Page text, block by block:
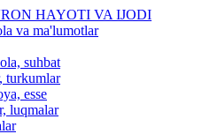
HAYOTI VA IJODI
va ma'lumotlar
suhbat
turkumlar
esse
luqmalar